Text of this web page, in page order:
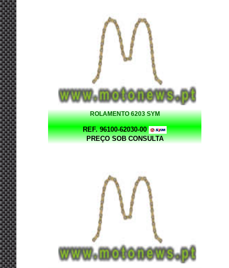
ROLAMENTO 6203 SYM
REF. 96100-62030-00
PREÇO SOB CONSULTA